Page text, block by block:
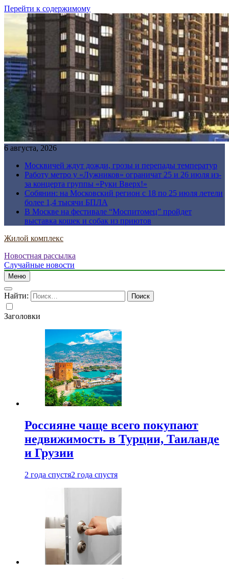
Перейти к содержимому
6 августа, 2026
Москвичей ждут дожди, грозы и перепады температур
Работу метро у «Лужников» ограничат 25 и 26 июля из-
за концерта группы «Руки Вверх!»
Собянин: на Московский регион с 18 по 25 июля летели
более 1,4 тысячи БПЛА
В Москве на фестивале “Моспитомец” пройдет
выставка кошек и собак из приютов
Жилой комплекс
Новостная рассылка
Случайные новости
Меню
Найти:
Заголовки
Россияне чаще всего покупают
недвижимость в Турции, Таиланде
и Грузии
2 года спустя2 года спустя